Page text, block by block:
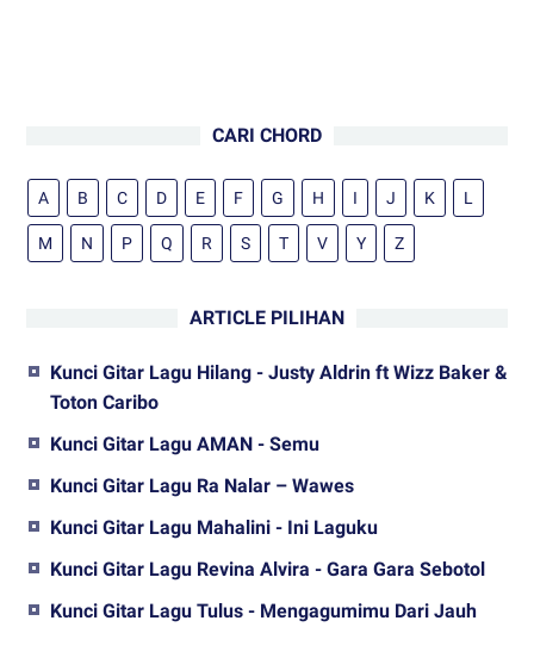
CARI CHORD
A B C D E F G H I J K L
M N P Q R S T V Y Z
ARTICLE PILIHAN
Kunci Gitar Lagu Hilang - Justy Aldrin ft Wizz Baker &
Toton Caribo
Kunci Gitar Lagu AMAN - Semu
Kunci Gitar Lagu Ra Nalar – Wawes
Kunci Gitar Lagu Mahalini - Ini Laguku
Kunci Gitar Lagu Revina Alvira - Gara Gara Sebotol
Kunci Gitar Lagu Tulus - Mengagumimu Dari Jauh